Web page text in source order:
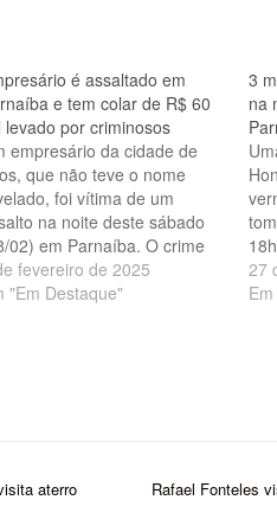
é assaltado em
e tem colar de R$ 60
levado por criminosos
empresário da cidade de
que não teve o nome
foi vítima de um
na noite deste sábado
02) em Parnaíba. O crime
nas proximidades da
faculdade de medicina
fevereiro de 2025
"Em Destaque"
3
na
no
27
aterro
Rafael Fonteles